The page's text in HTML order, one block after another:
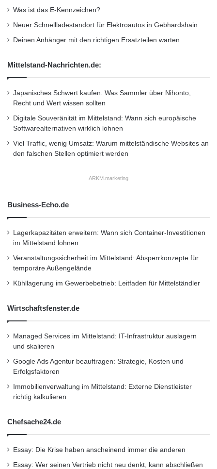
Was ist das E-Kennzeichen?
Neuer Schnellladestandort für Elektroautos in Gebhardshain
Deinen Anhänger mit den richtigen Ersatzteilen warten
Mittelstand-Nachrichten.de:
Japanisches Schwert kaufen: Was Sammler über Nihonto,
Recht und Wert wissen sollten
Digitale Souveränität im Mittelstand: Wann sich europäische
Softwarealternativen wirklich lohnen
Viel Traffic, wenig Umsatz: Warum mittelständische Websites an
den falschen Stellen optimiert werden
ARKM.marketing
Business-Echo.de
Lagerkapazitäten erweitern: Wann sich Container-Investitionen
im Mittelstand lohnen
Veranstaltungssicherheit im Mittelstand: Absperrkonzepte für
temporäre Außengelände
Kühllagerung im Gewerbebetrieb: Leitfaden für Mittelständler
Wirtschaftsfenster.de
Managed Services im Mittelstand: IT-Infrastruktur auslagern
und skalieren
Google Ads Agentur beauftragen: Strategie, Kosten und
Erfolgsfaktoren
Immobilienverwaltung im Mittelstand: Externe Dienstleister
richtig kalkulieren
Chefsache24.de
Essay: Die Krise haben anscheinend immer die anderen
Essay: Wer seinen Vertrieb nicht neu denkt, kann abschließen